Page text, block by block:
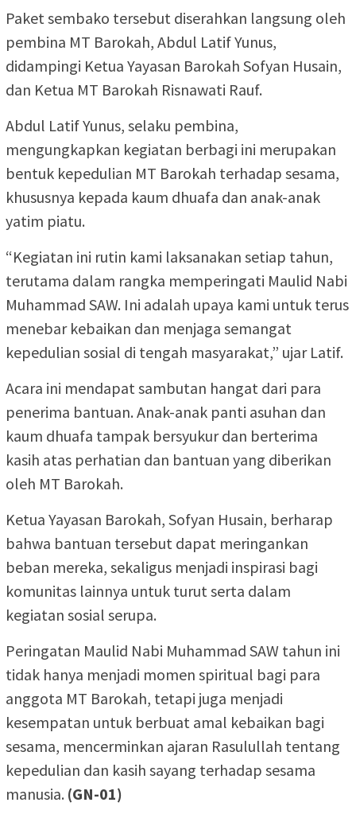
Paket sembako tersebut diserahkan langsung oleh
pembina MT Barokah, Abdul Latif Yunus,
didampingi Ketua Yayasan Barokah Sofyan Husain,
dan Ketua MT Barokah Risnawati Rauf.
Abdul Latif Yunus, selaku pembina,
mengungkapkan kegiatan berbagi ini merupakan
bentuk kepedulian MT Barokah terhadap sesama,
khususnya kepada kaum dhuafa dan anak-anak
yatim piatu.
“Kegiatan ini rutin kami laksanakan setiap tahun,
terutama dalam rangka memperingati Maulid Nabi
Muhammad SAW. Ini adalah upaya kami untuk terus
menebar kebaikan dan menjaga semangat
kepedulian sosial di tengah masyarakat,” ujar Latif.
Acara ini mendapat sambutan hangat dari para
penerima bantuan. Anak-anak panti asuhan dan
kaum dhuafa tampak bersyukur dan berterima
kasih atas perhatian dan bantuan yang diberikan
oleh MT Barokah.
Ketua Yayasan Barokah, Sofyan Husain, berharap
bahwa bantuan tersebut dapat meringankan
beban mereka, sekaligus menjadi inspirasi bagi
komunitas lainnya untuk turut serta dalam
kegiatan sosial serupa.
Peringatan Maulid Nabi Muhammad SAW tahun ini
tidak hanya menjadi momen spiritual bagi para
anggota MT Barokah, tetapi juga menjadi
kesempatan untuk berbuat amal kebaikan bagi
sesama, mencerminkan ajaran Rasulullah tentang
kepedulian dan kasih sayang terhadap sesama
manusia. (GN-01)